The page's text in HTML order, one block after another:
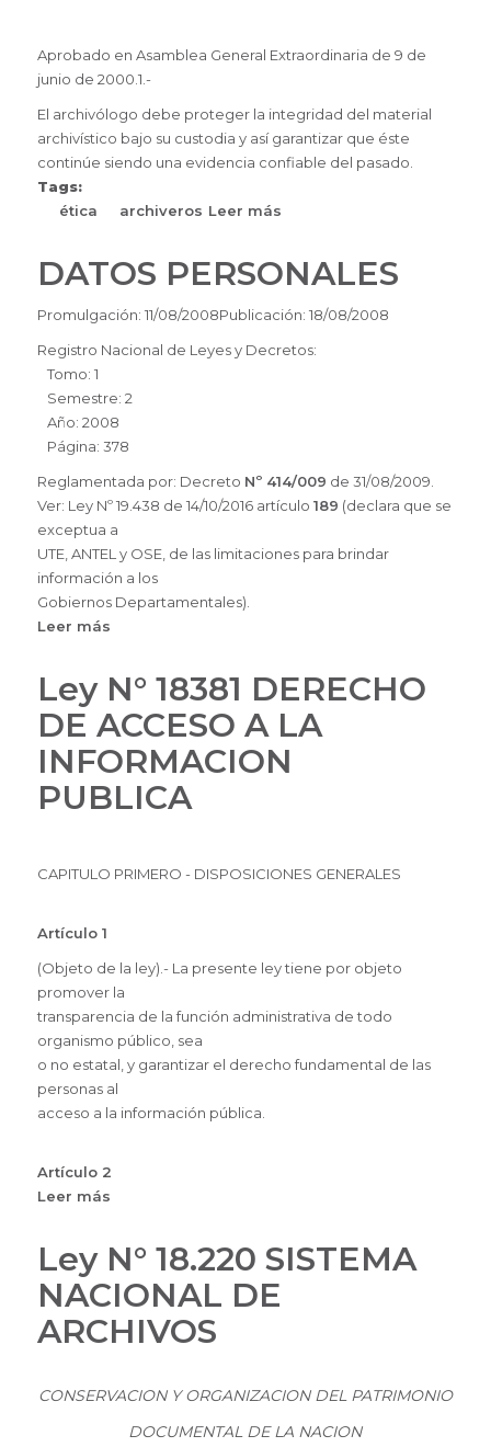
Aprobado en Asamblea General Extraordinaria de 9 de
junio de 2000.1.-
El archivólogo debe proteger la integridad del material
archivístico bajo su custodia y así garantizar que éste
continúe siendo una evidencia confiable del pasado.
Tags:
ética
archiveros Leer más
de
Ética
DATOS PERSONALES
Promulgación: 11/08/2008Publicación: 18/08/2008
Registro Nacional de Leyes y Decretos:
Tomo: 1
Semestre: 2
Año: 2008
Página: 378
Reglamentada por: Decreto Nº 414/009 de 31/08/2009.
Ver: Ley Nº 19.438 de 14/10/2016 artículo189 (declara que se
exceptua a
UTE, ANTEL y OSE, de las limitaciones para brindar
información a los
Gobiernos Departamentales).
Leer más
PERSONALES
Ley N° 18381 DERECHO
DE ACCESO A LA
INFORMACION
PUBLICA
CAPITULO PRIMERO - DISPOSICIONES GENERALES
Artículo 1
(Objeto de la ley).- La presente ley tiene por objeto
promover la
transparencia de la función administrativa de todo
organismo público, sea
o no estatal, y garantizar el derecho fundamental de las
personas al
acceso a la información pública.
Artículo 2
Leer más
N°
18381
DERECHO
DE
ACCESO
LA
PUBLICA
Ley N° 18.220 SISTEMA
NACIONAL DE
ARCHIVOS
CONSERVACION Y ORGANIZACION DEL PATRIMONIO
DOCUMENTAL DE LA NACION